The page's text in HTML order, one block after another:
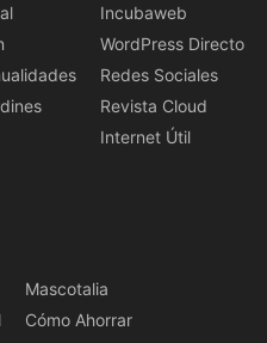
Incubaweb
WordPress Directo
Redes Sociales
Revista Cloud
Internet Útil
Mascotalia
Cómo Ahorrar